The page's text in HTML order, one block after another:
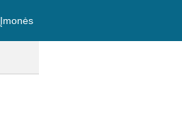
Įmonės